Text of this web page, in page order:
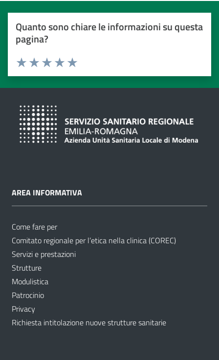
Quanto sono chiare le informazioni su questa
pagina?
Valuta da 1 a 5 stelle
Valuta 5 stelle su 5
Valuta 4 stelle su 5
Valuta 3 stelle su 5
Valuta 2 stelle su 5
Valuta 1 stelle su 5
AREA INFORMATIVA
Come fare per
Comitato regionale per l’etica nella clinica (COREC)
Servizi e prestazioni
Strutture
Modulistica
Patrocinio
Privacy
Richiesta intitolazione nuove strutture sanitarie